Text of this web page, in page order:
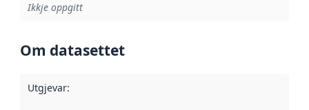
Ikkje oppgitt
Om datasettet
Utgjevar: